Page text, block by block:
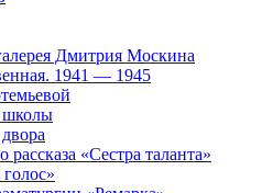
Дмитрия Москина
1941 — 1945
школы
рассказа «Сестра таланта»